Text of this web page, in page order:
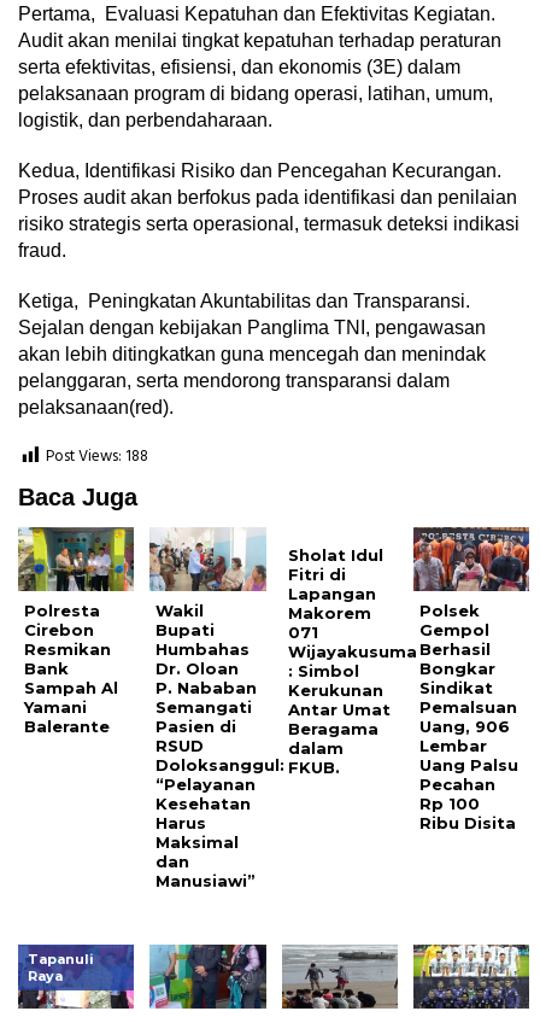
Pertama, Evaluasi Kepatuhan dan Efektivitas Kegiatan.
Audit akan menilai tingkat kepatuhan terhadap peraturan
serta efektivitas, efisiensi, dan ekonomis (3E) dalam
pelaksanaan program di bidang operasi, latihan, umum,
logistik, dan perbendaharaan.
Kedua, Identifikasi Risiko dan Pencegahan Kecurangan.
Proses audit akan berfokus pada identifikasi dan penilaian
risiko strategis serta operasional, termasuk deteksi indikasi
fraud.
Ketiga, Peningkatan Akuntabilitas dan Transparansi.
Sejalan dengan kebijakan Panglima TNI, pengawasan
akan lebih ditingkatkan guna mencegah dan menindak
pelanggaran, serta mendorong transparansi dalam
pelaksanaan(red).
Post Views: 188
Baca Juga
Polresta
Cirebon
Resmikan
Bank
Sampah Al
Yamani
Balerante
Wakil
Bupati
Humbahas
Dr. Oloan
P. Nababan
Semangati
Pasien di
RSUD
Doloksanggul:
“Pelayanan
Kesehatan
Harus
Maksimal
dan
Manusiawi”
Sholat Idul
Fitri di
Lapangan
Makorem
071
Wijayakusuma
: Simbol
Kerukunan
Antar Umat
Beragama
dalam
FKUB.
Polsek
Gempol
Berhasil
Bongkar
Sindikat
Pemalsuan
Uang, 906
Lembar
Uang Palsu
Pecahan
Rp 100
Ribu Disita
Tapanuli
Raya